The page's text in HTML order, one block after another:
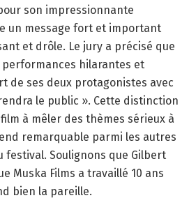
son impressionnante
un message fort et important
et drôle. Le jury a précisé que
hilarantes et
de ses deux protagonistes avec
le public ». Cette distinction
à mêler des thèmes sérieux à
remarquable parmi les autres
Soulignons que Gilbert
Muska Films a travaillé 10 ans
bien la pareille.